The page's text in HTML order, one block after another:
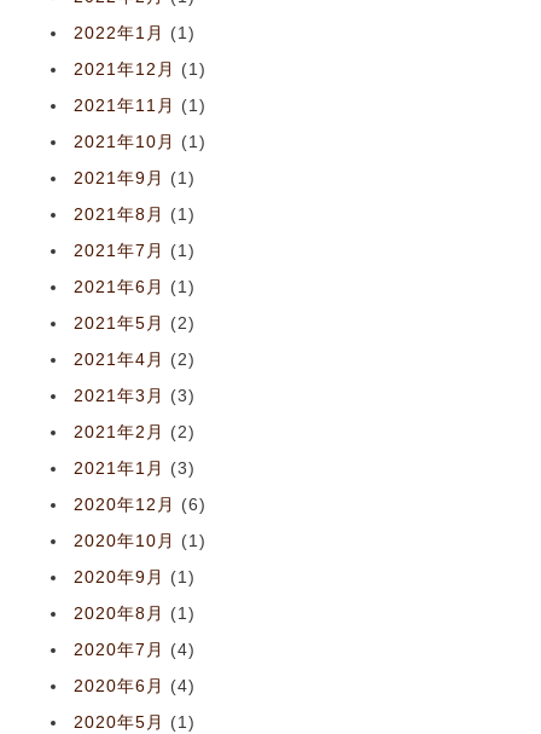
2022年1月
(1)
2021年12月
(1)
2021年11月
(1)
2021年10月
(1)
2021年9月
(1)
2021年8月
(1)
2021年7月
(1)
2021年6月
(1)
2021年5月
(2)
2021年4月
(2)
2021年3月
(3)
2021年2月
(2)
2021年1月
(3)
2020年12月
(6)
2020年10月
(1)
2020年9月
(1)
2020年8月
(1)
2020年7月
(4)
2020年6月
(4)
2020年5月
(1)